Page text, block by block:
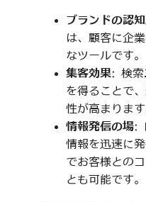
ブランドの認
は、顧客に企
なツールです。
集客効果: 検索
を得ることで
性が高まります
情報発信の場:
情報を迅速に
でお客様との
とも可能です。